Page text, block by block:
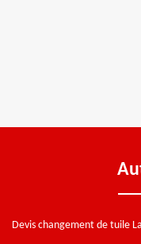
Devis changement de tuile